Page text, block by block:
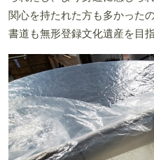
関心を持たれた方も多かった
書道も無形登録文化遺産を目